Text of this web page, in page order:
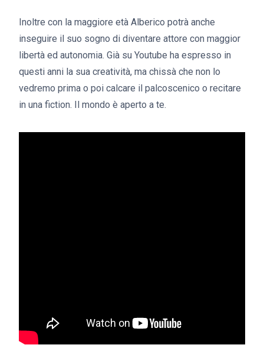
Inoltre con la maggiore età Alberico potrà anche
inseguire il suo sogno di diventare attore con maggior
libertà ed autonomia. Già su Youtube ha espresso in
questi anni la sua creatività, ma chissà che non lo
vedremo prima o poi calcare il palcoscenico o recitare
in una fiction. Il mondo è aperto a te.